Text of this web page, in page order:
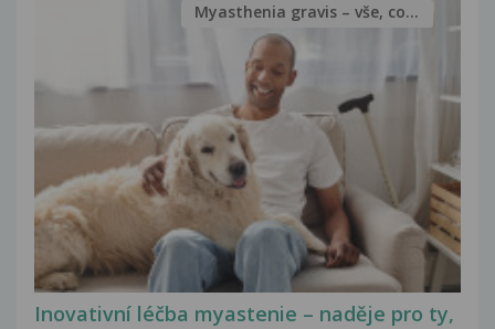
Inovativní léčba myastenie – naděje pro ty,
Myasthenia gravis – vše, co...